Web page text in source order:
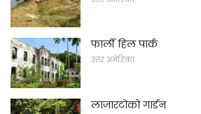
फार्ली हिल पार्क
उत्तर अमेरिका
लाजारटोको गार्डन